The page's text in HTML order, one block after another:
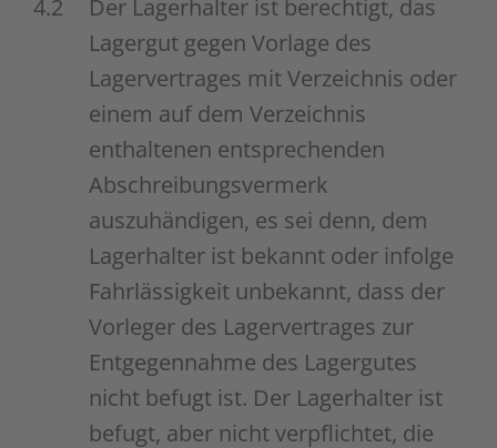
4.2
Der Lagerhalter ist berechtigt, das
Lagergut gegen Vorlage des
Lagervertrages mit Verzeichnis oder
einem auf dem Verzeichnis
enthaltenen entsprechenden
Abschreibungsvermerk
auszuhändigen, es sei denn, dem
Lagerhalter ist bekannt oder infolge
Fahrlässigkeit unbekannt, dass der
Vorleger des Lagervertrages zur
Entgegennahme des Lagergutes
nicht befugt ist. Der Lagerhalter ist
befugt, aber nicht verpflichtet, die